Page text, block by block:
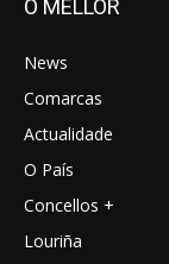
O MELLOR
News
Comarcas
Actualidade
O País
Concellos +
Louriña